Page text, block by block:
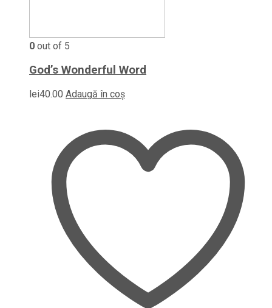
0 out of 5
God’s Wonderful Word
lei40.00 Adaugă în coș